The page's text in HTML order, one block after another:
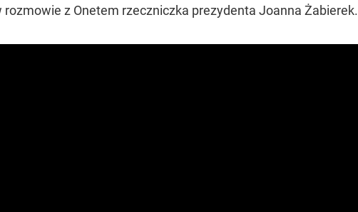
rozmowie z Onetem rzeczniczka prezydenta Joanna Żabierek.